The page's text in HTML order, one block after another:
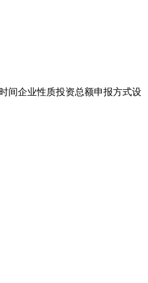
间企业性质投资总额申报方式设